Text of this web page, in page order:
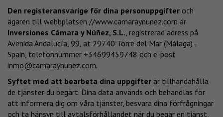
Den registeransvarige för dina personuppgifter och
ägaren till webbplatsen //www.camaraynunez.com är
Inversiones Cámara y Núñez, S.L. , registrerad adress på
Avenida Andalucía, 99, at 29740 Torre del Mar (Málaga) -
Spain, telefonnummer +34699459748 och e-post
inmo@camaraynunez.com.
Syftet med att bearbeta dina uppgifter är tillhandahålla
de tjänster du begärt. Dina data används och behandlas för
att informera dig om våra tjänster, besvara dina förfrågningar
och ta hänsyn till avtalsförhållandet när du begär en tjänst,